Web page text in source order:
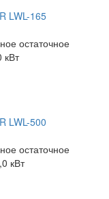
LWL-165
остаточное
кВт
LWL-500
остаточное
кВт